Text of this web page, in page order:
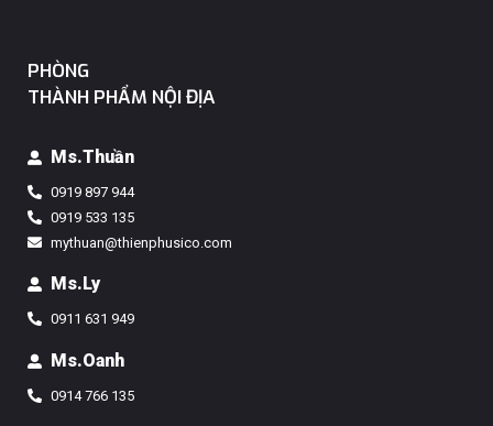
PHÒNG
THÀNH PHẨM NỘI ĐỊA
Ms.Thuần
0919 897 944
0919 533 135
mythuan@thienphusico.com
Ms.ly
0911 631 949
Ms.Oanh
0914 766 135